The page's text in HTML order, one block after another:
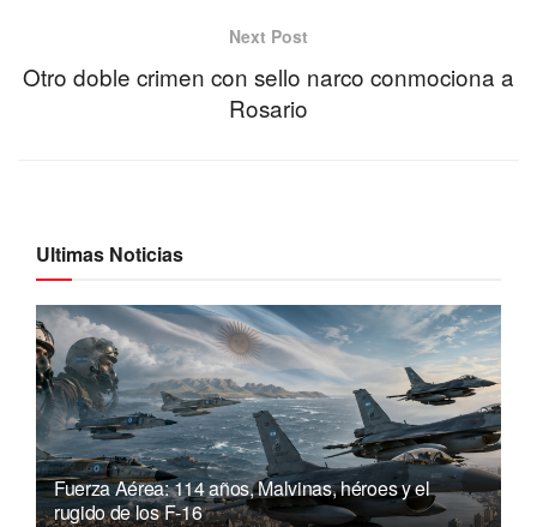
Next Post
Otro doble crimen con sello narco conmociona a
Rosario
Ultimas Noticias
Fuerza Aérea: 114 años, Malvinas, héroes y el
rugido de los F-16